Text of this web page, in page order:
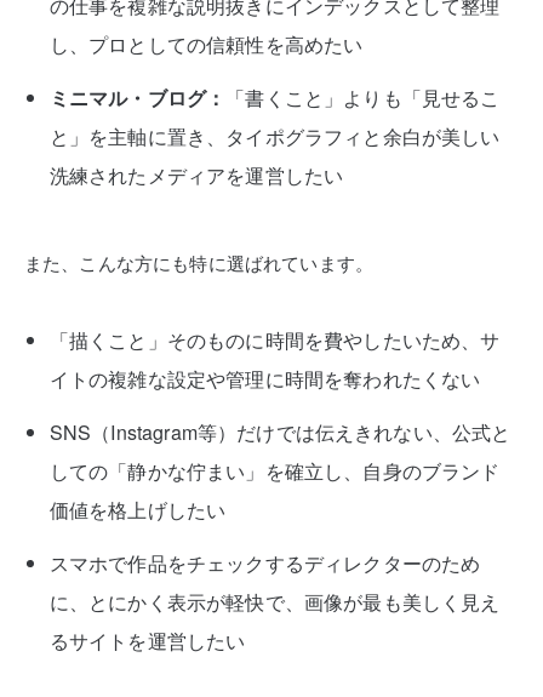
し、プロとしての信頼性を高めたい
ミニマル・ブログ：
「書くこと」よりも「見せるこ
と」を主軸に置き、タイポグラフィと余白が美しい
洗練されたメディアを運営したい
また、こんな方にも特に選ばれています。
「描くこと」そのものに時間を費やしたいため、サ
イトの複雑な設定や管理に時間を奪われたくない
SNS（Instagram等）だけでは伝えきれない、公式と
しての「静かな佇まい」を確立し、自身のブランド
価値を格上げしたい
スマホで作品をチェックするディレクターのため
に、とにかく表示が軽快で、画像が最も美しく見え
るサイトを運営したい